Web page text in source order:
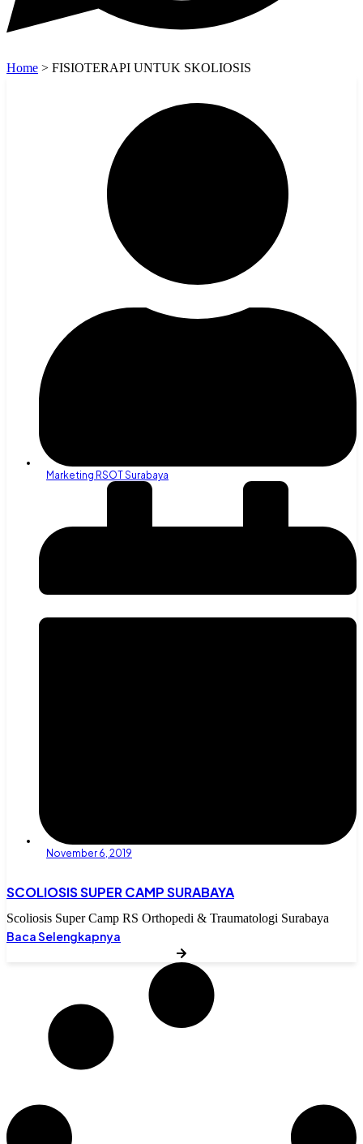
Home > FISIOTERAPI UNTUK SKOLIOSIS
Marketing RSOT Surabaya
November 6, 2019
SCOLIOSIS SUPER CAMP SURABAYA
Scoliosis Super Camp RS Orthopedi & Traumatologi Surabaya
Baca Selengkapnya